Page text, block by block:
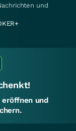
und
eröffnen und